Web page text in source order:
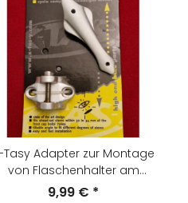
Tasy Adapter zur Montage
von Flaschenhalter am
Vorbau, Alu, silber, NEU
9,99 € *